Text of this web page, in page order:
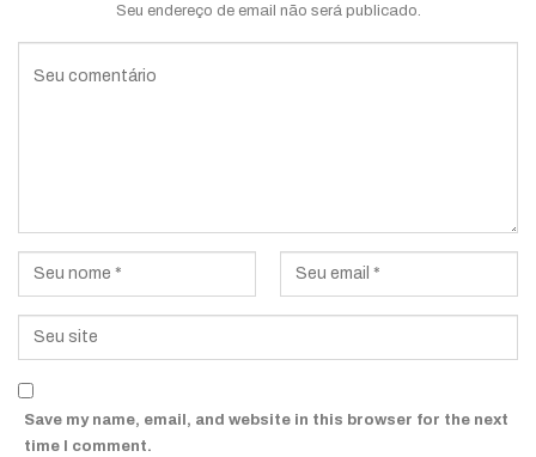
Seu endereço de email não será publicado.
Save my name, email, and website in this browser for the next
time I comment.